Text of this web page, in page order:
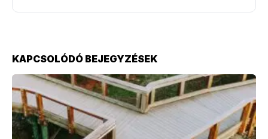
KAPCSOLÓDÓ BEJEGYZÉSEK